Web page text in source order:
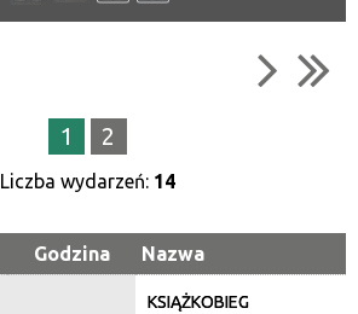
1 2
Liczba wydarzeń: 14
Godzina Nazwa
KSIĄŻKOBIEG